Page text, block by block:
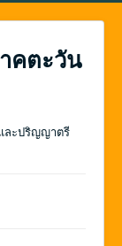
คตะวัน
ละปริญญาตรี